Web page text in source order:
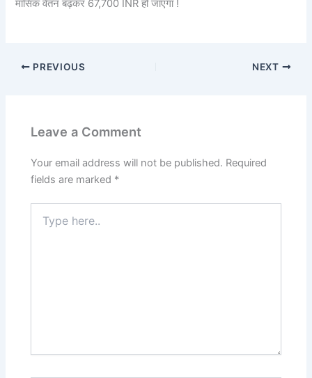
मासिक वेतन बढ़कर 67,700 INR हो जाएगा !
PREVIOUS NEXT
Leave a Comment
Your email address will not be published. Required
fields are marked *
here..